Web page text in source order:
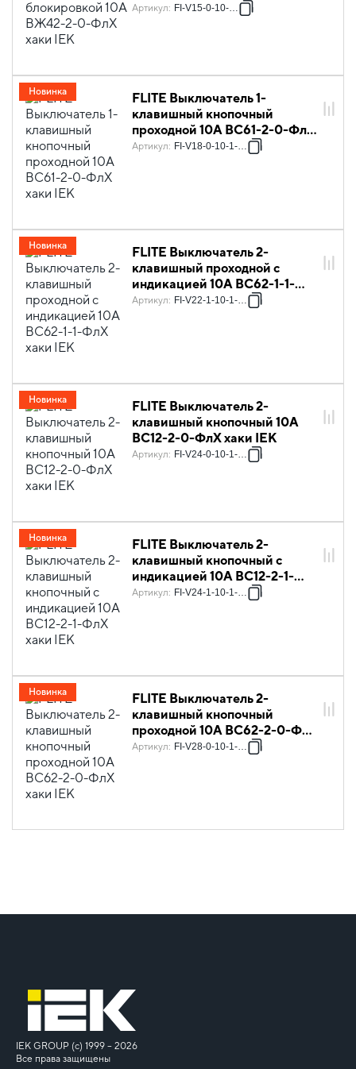
Артикул: FI-V15-0-10-K59
FLITE Выключатель 1-
клавишный кнопочный
проходной 10А ВС61-2-0-ФлХ
хаки IEK
Артикул: FI-V18-0-10-1-K59
Новинка
FLITE Выключатель 2-
клавишный проходной с
индикацией 10А ВС62-1-1-
ФлХ хаки IEK
Артикул: FI-V22-1-10-1-K59
Новинка
FLITE Выключатель 2-
клавишный кнопочный 10А
ВС12-2-0-ФлХ хаки IEK
Артикул: FI-V24-0-10-1-K59
Новинка
FLITE Выключатель 2-
клавишный кнопочный с
индикацией 10А ВС12-2-1-
ФлХ хаки IEK
Артикул: FI-V24-1-10-1-K59
Новинка
FLITE Выключатель 2-
клавишный кнопочный
проходной 10А ВС62-2-0-ФлХ
хаки IEK
Артикул: FI-V28-0-10-1-K59
Новинка
IEK GROUP (c) 1999 – 2026
Все права защищены